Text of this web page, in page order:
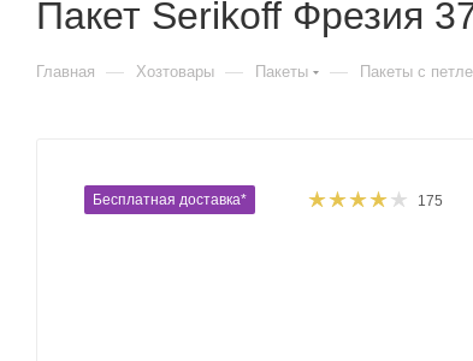
Пакет Serikoff Фрезия
Главная — Хозтовары — Пакеты — Пакеты с
Бесплатная доставка* 175